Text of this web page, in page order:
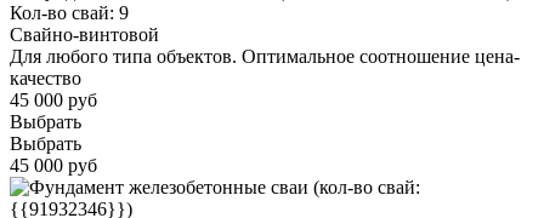
Кол-во свай: 9
Свайно-винтовой
Для любого типа объектов. Оптимальное соотношение цена-
качество
45 000 руб
Выбрать
Выбрать
45 000 руб